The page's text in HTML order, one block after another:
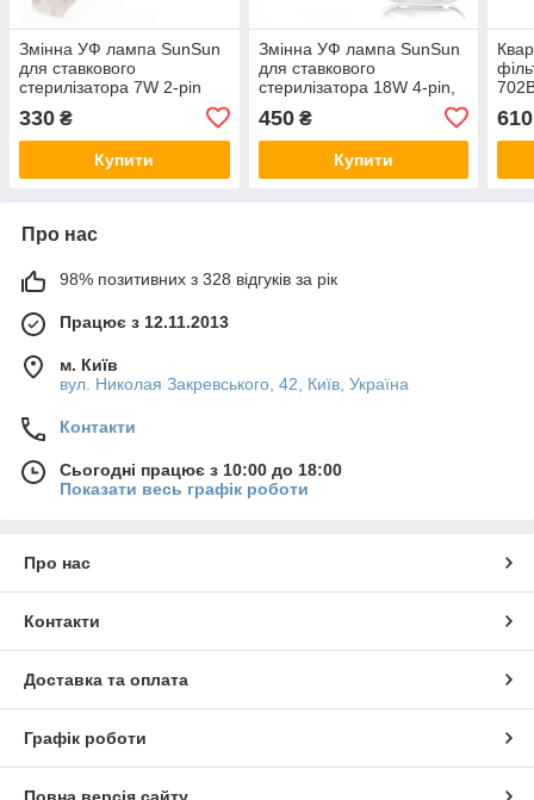
Змінна УФ лампа SunSun
для ставкового
стерилізатора 7W 2-pin
330 ₴
Купити
Змінна УФ лампа SunSun
для ставкового
стерилізатора 18W 4-pin,
450₴
Купити
610
Про нас
98% позитивних з 328 відгуків за рік
Працює з 12.11.2013
м. Київ
вул. Николая Закревського, 42, Київ, Україна
Контакти
Сьогодні працює з 10:00 до 18:00
Показати весь графік роботи
Про нас
Контакти
Доставка та оплата
Графік роботи